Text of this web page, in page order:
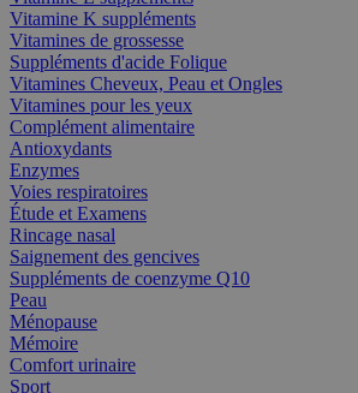
Vitamine K suppléments
Vitamines de grossesse
Suppléments d'acide Folique
Vitamines Cheveux, Peau et Ongles
Vitamines pour les yeux
Complément alimentaire
Antioxydants
Enzymes
Voies respiratoires
Étude et Examens
Rincage nasal
Saignement des gencives
Suppléments de coenzyme Q10
Peau
Ménopause
Mémoire
Comfort urinaire
Sport